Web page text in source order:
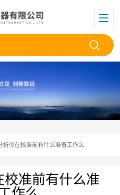
析仪在校准前有什么准备工作么
校准前有什么准